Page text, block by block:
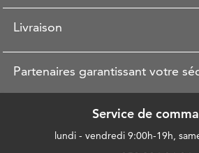
Livraison
Partenaires garantissant votre
Service de
lundi - vendredi 9:00h-19h,